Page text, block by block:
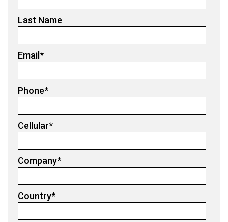
Last Name
Email*
Phone*
Cellular*
Company*
Country*